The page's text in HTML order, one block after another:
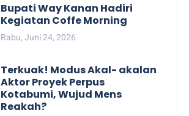
Bupati Way Kanan Hadiri
Kegiatan Coffe Morning
Rabu, Juni 24, 2026
Terkuak! Modus Akal- akalan
Aktor Proyek Perpus
Kotabumi, Wujud Mens
Reakah?